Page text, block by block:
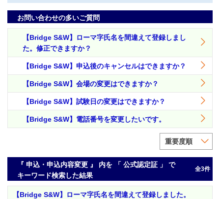
お問い合わせの多いご質問
【Bridge S&W】ローマ字氏名を間違えて登録しまし
た。修正できますか？
【Bridge S&W】申込後のキャンセルはできますか？
【Bridge S&W】会場の変更はできますか？
【Bridge S&W】試験日の変更はできますか？
【Bridge S&W】電話番号を変更したいです。
重要度順
『 申込・申込内容変更 』 内を 「 公式認定証 」 で
キーワード検索した結果
全3件
【Bridge S&W】ローマ字氏名を間違えて登録しました。